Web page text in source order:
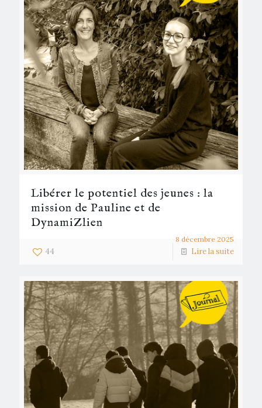
8 décembre 2025
Libérer le potentiel des jeunes : la
mission de Pauline et de
DynamiZlien
44 Lire la suite